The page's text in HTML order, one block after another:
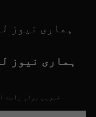
ہماری نیوز
ہماری نیوز
خبریں براہِ راست